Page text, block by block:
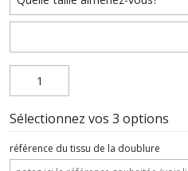
Sélectionnez vos 3 options
référence du tissu de la doublure